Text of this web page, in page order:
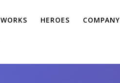
WORKS HEROES COMPANY